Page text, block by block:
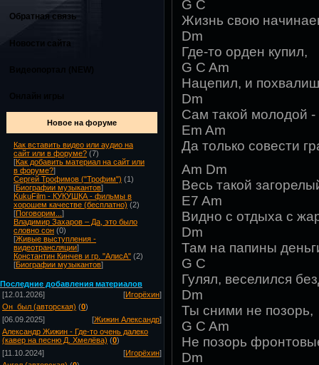
Обратная связь
Новости сайта
Новое на форуме
Как вставить видео или аудио на
сайт или в форуме? (7)
[Как добавить материал на сайт или
в форуме?]
Сергей Трофимов ("Трофим") (1)
[Биографии музыкантов]
KukuFilm - КУКУШКА - фильмы в
хорошем качестве (бесплатно) (2)
[Поговорим... ]
Владимир Захаров – Да, это было
словно сон (0)
[Живые выступления -
видеотрансляции]
Константин Кинчев и гр. "АлисА" (2)
[Биографии музыкантов]
Последние добавления материалов
[12.01.2026]
[Игорёхин]
Он_был (авторская) (0)
[06.09.2025]
[Жижин Александр]
Александр Жижин - Где-то очень далеко
(кавер на песню Д. Хмелёва) (0)
[11.10.2024]
[Игорёхин]
G C
Жизнь свою
Dm
Где-то орден купил,
G C Am
Нацепил, и
Dm
Сам такой молодой -
Em Am
Да только совести
Am Dm
Весь такой
E7 Am
Видно с отдыха с
Dm
Там на папины
G C
Гулял, веселился
Dm
Ты сними не позорь,
G C Am
Не позорь
Dm